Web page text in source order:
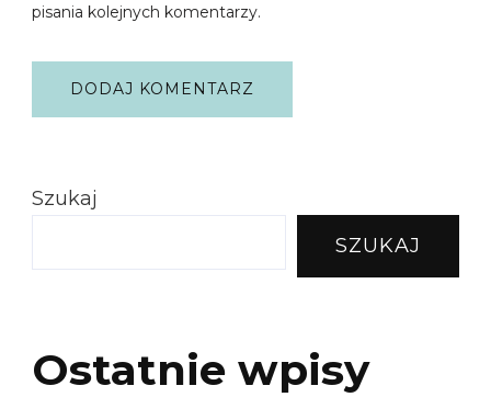
pisania kolejnych komentarzy.
Szukaj
SZUKAJ
Ostatnie wpisy